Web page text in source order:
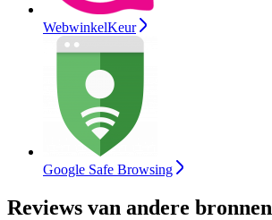
WebwinkelKeur
Google Safe Browsing
Reviews van andere bronnen